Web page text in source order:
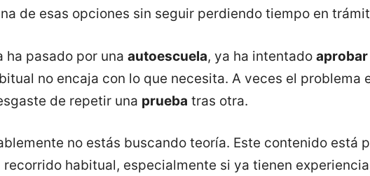
de esas opciones sin seguir perdiendo tiempo en
ha pasado por una autoescuela, ya ha intentado aprobar
no encaja con lo que necesita. A veces el problema
de repetir una prueba tras otra.
no estás buscando teoría. Este contenido está
habitual, especialmente si ya tienen